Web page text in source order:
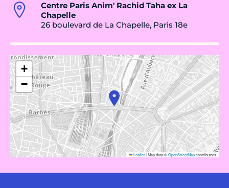
Centre Paris Anim' Rachid Taha ex La
Chapelle
26 boulevard de La Chapelle, Paris 18e
+
−
Leaflet|Map data ©OpenStreetMapcontributors